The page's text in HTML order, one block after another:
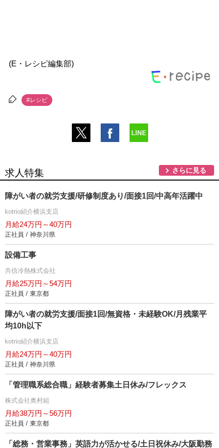
(E・レシピ編集部)
#レシピ
求人特集 さらに見る
障がい者の就労支援/研修制度あり/面接1回/中高年活躍中
kotrio紹介横浜支店
月給24万円～40万円
正社員 / 神奈川県
設備工事
共信冷熱株式会社
月給25万円～54万円
正社員 / 東京都
障がい者の就労支援/面接1回/無資格・未経験OK/月残業平
均10h以下
kotrio紹介横浜支店
月給24万円～40万円
正社員 / 神奈川県
「管理職系総合職」経験者募集土日休み/フレックス
株式会社奥村組
月給38万円～56万円
正社員 / 東京都
「総務・営業事務」英語力が活かせる/土日祝休み/大阪勤務